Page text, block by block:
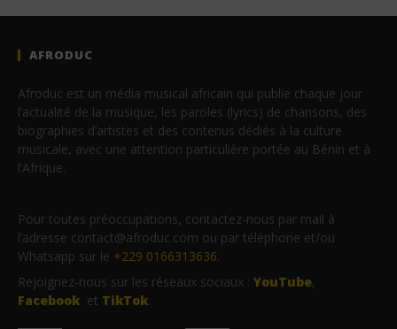
AFRODUC
Afroduc est un média musical africain qui publie chaque jour
l’actualité de la musique, les paroles (lyrics) de chansons, des
biographies d’artistes et des contenus dédiés à la culture
musicale, avec une attention particulière portée au Bénin et à
l’Afrique.
Pour toutes préoccupations, contactez-nous par mail à
l’adresse contact@afroduc.com ou par téléphone et/ou
Whatsapp sur le +229 0166313636.
Rejoignez-nous sur les réseaux sociaux : YouTube,
Facebook et TikTok.